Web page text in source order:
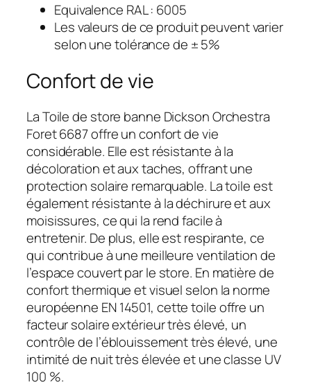
Equivalence RAL : 6005
Les valeurs de ce produit peuvent varier
selon une tolérance de ± 5%
Confort de vie
La Toile de store banne Dickson Orchestra
Foret 6687 offre un confort de vie
considérable. Elle est résistante à la
décoloration et aux taches, offrant une
protection solaire remarquable. La toile est
également résistante à la déchirure et aux
moisissures, ce qui la rend facile à
entretenir. De plus, elle est respirante, ce
qui contribue à une meilleure ventilation de
l’espace couvert par le store. En matière de
confort thermique et visuel selon la norme
européenne EN 14501, cette toile offre un
facteur solaire extérieur très élevé, un
contrôle de l’éblouissement très élevé, une
intimité de nuit très élevée et une classe UV
100 %.